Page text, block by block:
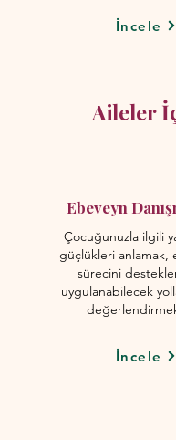
İncele
Aileler
Ebeveyn
Çocuğunuzla ilgili
güçlükleri anlamak,
sürecini
uygulanabilecek
İncele